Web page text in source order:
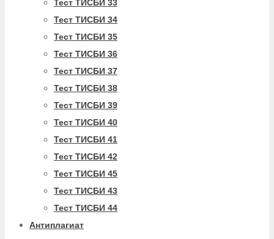
Тест ТИСБИ 33
Тест ТИСБИ 34
Тест ТИСБИ 35
Тест ТИСБИ 36
Тест ТИСБИ 37
Тест ТИСБИ 38
Тест ТИСБИ 39
Тест ТИСБИ 40
Тест ТИСБИ 41
Тест ТИСБИ 42
Тест ТИСБИ 45
Тест ТИСБИ 43
Тест ТИСБИ 44
Антиплагиат